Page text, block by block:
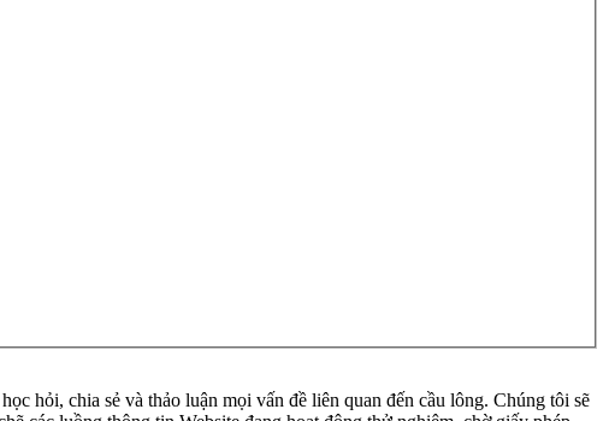
hỏi, chia sẻ và thảo luận mọi vấn đề liên quan đến cầu lông. Chúng tôi sẽ